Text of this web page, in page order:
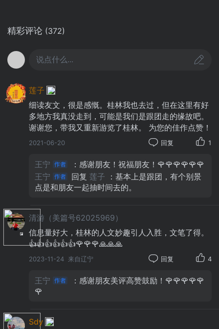
承运门后面的“王道”
“王道”是整座王府的中轴线，也是桂林市
的中轴线。这是一条600多年前铺设的青石板
的王爷和王妃才可以走。
精彩评论 (372)
说点什么...
莲子
细读友文，很是感慨。桂林我也去过，但在这里有好
多地方我真没走到，可能是我们是跟团走的缘故吧。
谢谢您，带我又重新游览了桂林。 为您的佳作点赞！
2021-06-20 回复 1
王宁
：感谢朋友！祝福朋友！🌹🌹🌹🌹🌹🌹
王宁
回复 莲子
：基本上是跟团，有个别景
点是和朋友一起抽时间去的。
清游（美篇号62025969）
信息量好大，桂林的人文妙趣引人入胜，文笔了得。
👍👍👍👍👍👍🌹🌹🌹🙏🙏🙏
2023-11-24 来自辽宁 回复 4
王宁
：感谢朋友美评高赞鼓励！🌹🌹🌹🌹🌹
🌹
Sdy